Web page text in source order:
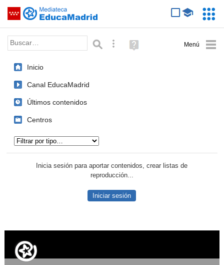
Saltar navegación
Palabra o frase: Búsqueda avanzada
Ayuda
(en
Inicio
Canal EducaMadrid
Últimos contenidos
Centros
Inicia sesión para aportar contenidos, crear listas de
reproducción...
Iniciar sesión